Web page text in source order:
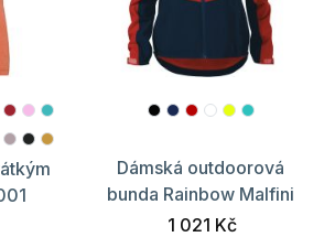
Dámská outdoorová
bunda Rainbow Malfini
1 021 Kč